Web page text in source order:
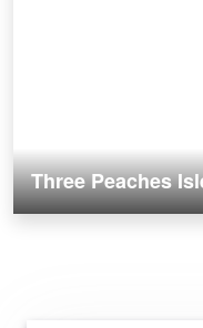
Three Peaches